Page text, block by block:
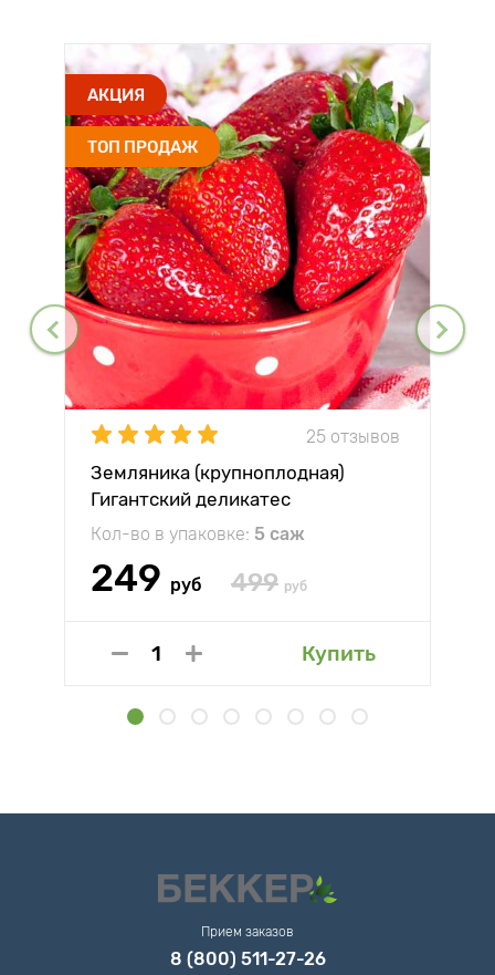
АКЦИЯ
ТОП ПРОДАЖ
25 отзывов
Земляника (крупноплодная)
Гигантский деликатес
Кол-во в упаковке: 5 саж
249 руб 499 руб
Купить
Прием заказов
8 (800) 511-27-26